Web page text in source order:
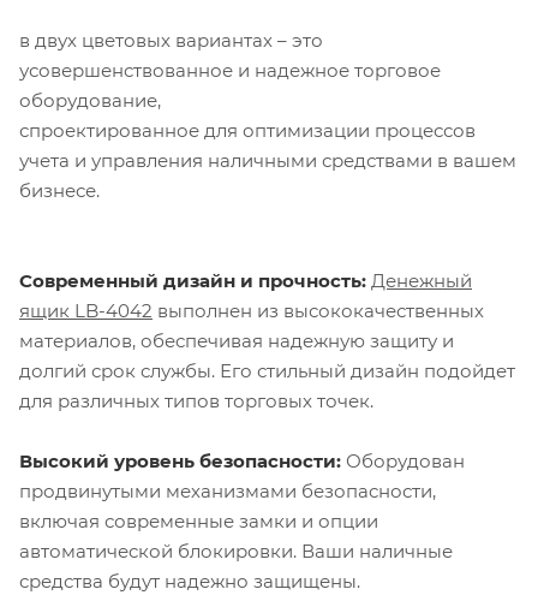
в двух цветовых вариантах – это
усовершенствованное и надежное торговое
оборудование,
спроектированное для оптимизации процессов
учета и управления наличными средствами в вашем
бизнесе.
Современный дизайн и прочность: Денежный
ящик LB-4042 выполнен из высококачественных
материалов, обеспечивая надежную защиту и
долгий срок службы. Его стильный дизайн подойдет
для различных типов торговых точек.
Высокий уровень безопасности: Оборудован
продвинутыми механизмами безопасности,
включая современные замки и опции
автоматической блокировки. Ваши наличные
средства будут надежно защищены.